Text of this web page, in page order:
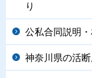
り
公私合同説明
神奈川県の活断